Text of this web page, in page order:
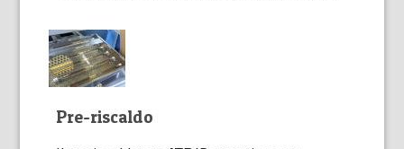
Pre-riscaldo